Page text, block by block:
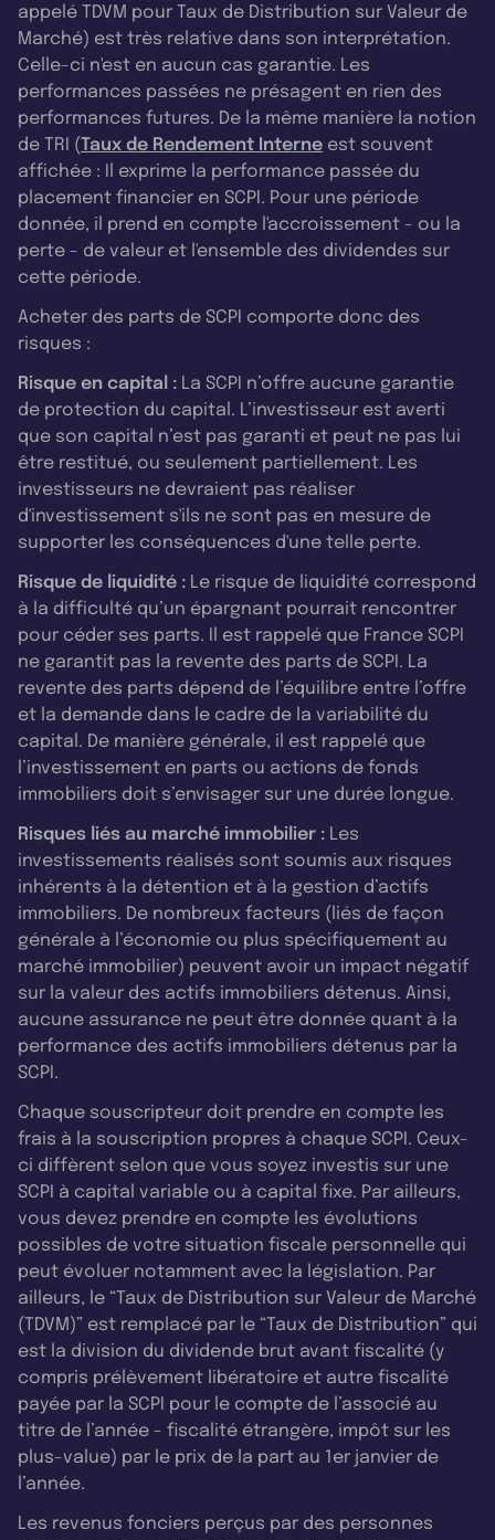
appelé TDVM pour Taux de Distribution sur Valeur de
Marché) est très relative dans son interprétation.
Celle-ci n'est en aucun cas garantie. Les
performances passées ne présagent en rien des
performances futures. De la même manière la notion
de TRI (Taux de Rendement Interne est souvent
affichée : Il exprime la performance passée du
placement financier en SCPI. Pour une période
donnée, il prend en compte l'accroissement - ou la
perte - de valeur et l'ensemble des dividendes sur
cette période.
Acheter des parts de SCPI comporte donc des
risques :
Risque en capital : La SCPI n’offre aucune garantie
de protection du capital. L’investisseur est averti
que son capital n’est pas garanti et peut ne pas lui
être restitué, ou seulement partiellement. Les
investisseurs ne devraient pas réaliser
d'investissement s'ils ne sont pas en mesure de
supporter les conséquences d'une telle perte.
Risque de liquidité : Le risque de liquidité correspond
à la difficulté qu’un épargnant pourrait rencontrer
pour céder ses parts. Il est rappelé que France SCPI
ne garantit pas la revente des parts de SCPI. La
revente des parts dépend de l’équilibre entre l’offre
et la demande dans le cadre de la variabilité du
capital. De manière générale, il est rappelé que
l’investissement en parts ou actions de fonds
immobiliers doit s’envisager sur une durée longue.
Risques liés au marché immobilier : Les
investissements réalisés sont soumis aux risques
inhérents à la détention et à la gestion d’actifs
immobiliers. De nombreux facteurs (liés de façon
générale à l’économie ou plus spécifiquement au
marché immobilier) peuvent avoir un impact négatif
sur la valeur des actifs immobiliers détenus. Ainsi,
aucune assurance ne peut être donnée quant à la
performance des actifs immobiliers détenus par la
SCPI.
Chaque souscripteur doit prendre en compte les
frais à la souscription propres à chaque SCPI. Ceux-
ci diffèrent selon que vous soyez investis sur une
SCPI à capital variable ou à capital fixe. Par ailleurs,
vous devez prendre en compte les évolutions
possibles de votre situation fiscale personnelle qui
peut évoluer notamment avec la législation. Par
ailleurs, le “Taux de Distribution sur Valeur de Marché
(TDVM)” est remplacé par le “Taux de Distribution” qui
est la division du dividende brut avant fiscalité (y
compris prélèvement libératoire et autre fiscalité
payée par la SCPI pour le compte de l’associé au
titre de l’année - fiscalité étrangère, impôt sur les
plus-value) par le prix de la part au 1er janvier de
l’année.
Les revenus fonciers perçus par des personnes